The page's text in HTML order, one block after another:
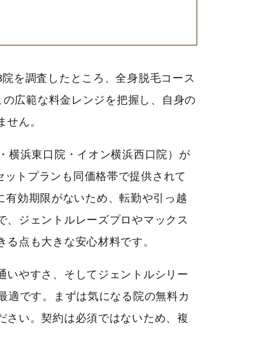
を調査したところ、全身脱毛コース
広範な料金レンジを把握し、自身の
ん。
横浜東口院・イオン横浜西口院）が
トプランも同価格帯で提供されて
効期限がないため、転勤や引っ越
ジェントルレーズプロやマックス
点も大きな安心材料です。
いやすさ、そしてジェントルシリー
適です。まずは気になる院の無料カ
さい。契約は必須ではないため、複